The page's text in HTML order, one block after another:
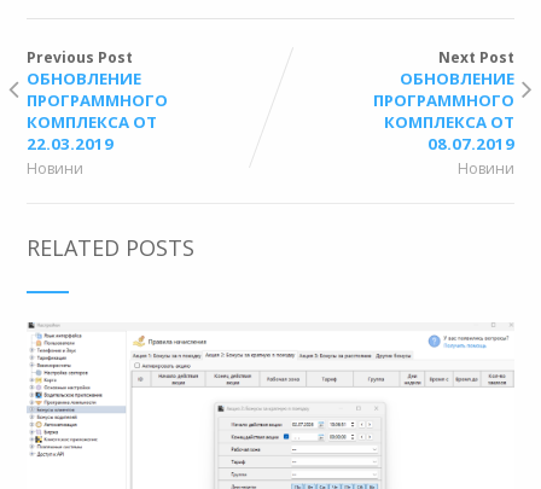
Previous Post
ОБНОВЛЕНИЕ
ПРОГРАММНОГО
КОМПЛЕКСА ОТ
22.03.2019
Новини
Next Post
ОБНОВЛЕНИЕ
ПРОГРАММНОГО
КОМПЛЕКСА ОТ
08.07.2019
Новини
RELATED POSTS